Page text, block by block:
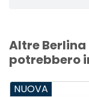
Altre
potrebbero
NUOVA